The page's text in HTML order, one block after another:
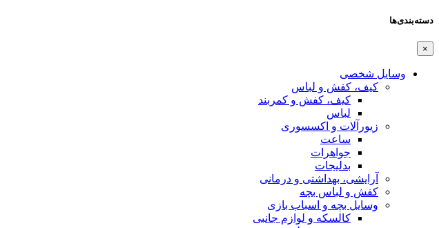
دسته‌بندی‌ها
×
وسایل شخصی
کیف، کفش و لباس
کیف، کفش و کمربند
لباس
زیورآلات و اکسسوری
ساعت
جواهرات
بدلیجات
آرایشی، بهداشتی و درمانی
کفش و لباس بچه
وسایل بچه و اسباب بازی
کالسکه و لوازم جانبی